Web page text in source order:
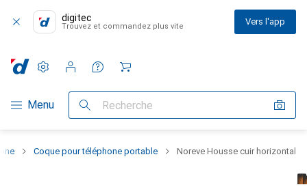
digitec
Trouvez et commandez plus vite Vers l'app
Navigation par catégorie
Menu Recherche
Paramètres
Compte client
Listes de comparaison
Listes d'envies
Panier
Coque pour téléphone portable Noreve Housse cuir horizontal